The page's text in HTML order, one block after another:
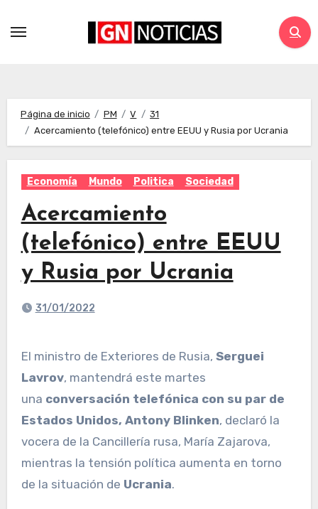
Página de inicio PM V
31
Acercamiento (telefónico) entre EEUU y Rusia por Ucrania
Economía Mundo Politica Sociedad
Acercamiento
(telefónico) entre EEUU
y Rusia por Ucrania
31/01/2022
El ministro de Exteriores de Rusia, Serguei
Lavrov, mantendrá este martes
una conversación telefónica con su par de
Estados Unidos, Antony Blinken, declaró la
vocera de la Cancillería rusa, María Zajarova,
mientras la tensión política aumenta en torno
de la situación de Ucrania.